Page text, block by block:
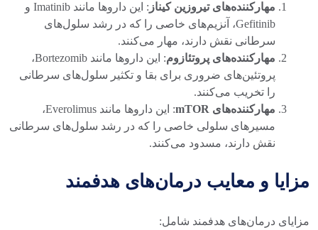
مهارکننده‌های تیروزین کیناز
: این داروها مانند Imatinib و
Gefitinib، آنزیم‌های خاصی را که در رشد سلول‌های
سرطانی نقش دارند، مهار می‌کنند.
مهارکننده‌های پروتئازوم
: این داروها مانند Bortezomib،
پروتئین‌های ضروری برای بقا و تکثیر سلول‌های سرطانی
را تخریب می‌کنند.
مهارکننده‌های mTOR
: این داروها مانند Everolimus،
مسیرهای سلولی خاصی را که در رشد سلول‌های سرطانی
نقش دارند، مسدود می‌کنند.
مزایا و معایب درمان‌های هدفمند
مزایای درمان‌های هدفمند شامل: